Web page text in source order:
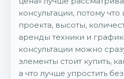
консультации, потому что
проекта, высоты,
аренды техники и
консультации можно
элементы стоит купить,
а что лучше упростить